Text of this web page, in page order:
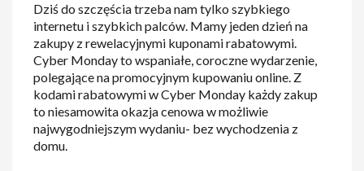
Dziś do szczęścia trzeba nam tylko szybkiego
internetu i szybkich palców. Mamy jeden dzień na
zakupy z rewelacyjnymi kuponami rabatowymi.
Cyber Monday to wspaniałe, coroczne wydarzenie,
polegające na promocyjnym kupowaniu online. Z
kodami rabatowymi w Cyber Monday każdy zakup
to niesamowita okazja cenowa w możliwie
najwygodniejszym wydaniu- bez wychodzenia z
domu.